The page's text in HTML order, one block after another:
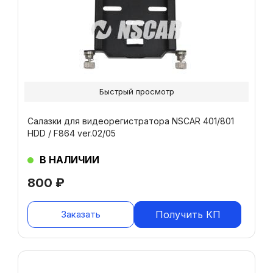
800 ₽
Салазки для видеорегистратора NSCAR 401/801
HDD / F864 ver.02/05
В НАЛИЧИИ
Заказать Получить КП
Быстрый просмотр